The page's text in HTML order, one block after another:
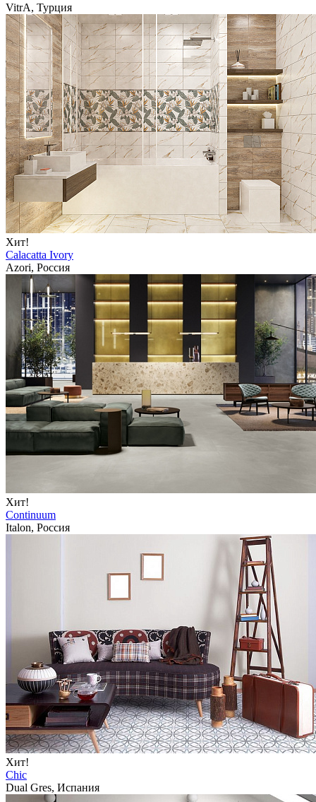
VitrA, Турция
Хит!
Calacatta Ivory
Azori, Россия
Хит!
Continuum
Italon, Россия
Хит!
Chic
Dual Gres, Испания